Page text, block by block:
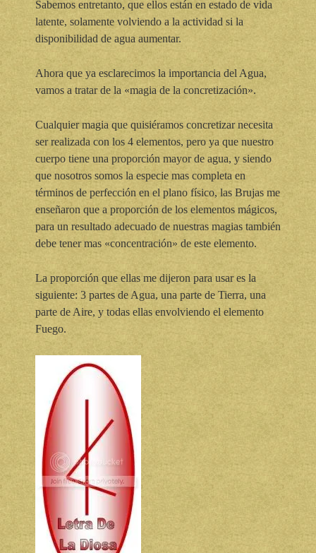
Sabemos entretanto, que ellos están en estado de vida
latente, solamente volviendo a la actividad si la
disponibilidad de agua aumentar.
Ahora que ya esclarecimos la importancia del Agua,
vamos a tratar de la «magia de la concretización».
Cualquier magia que quisiéramos concretizar necesita
ser realizada con los 4 elementos, pero ya que nuestro
cuerpo tiene una proporción mayor de agua, y siendo
que nosotros somos la especie mas completa en
términos de perfección en el plano físico, las Brujas me
enseñaron que a proporción de los elementos mágicos,
para un resultado adecuado de nuestras magias también
debe tener mas «concentración» de este elemento.
La proporción que ellas me dijeron para usar es la
siguiente: 3 partes de Agua, una parte de Tierra, una
parte de Aire, y todas ellas envolviendo el elemento
Fuego.